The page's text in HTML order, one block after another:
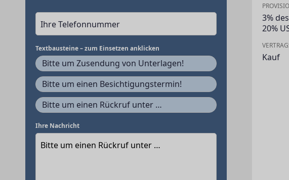
3%
20%
Kauf
Textbausteine – zum Einsetzen anklicken
Bitte um Zusendung von Unterlagen!
Bitte um einen Besichtigungstermin!
Bitte um einen Rückruf unter …
Ihre Nachricht